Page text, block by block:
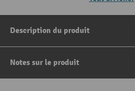
Description du produit
Notes sur le produit